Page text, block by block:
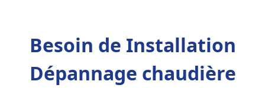
Besoin de Installation
Dépannage chaudière